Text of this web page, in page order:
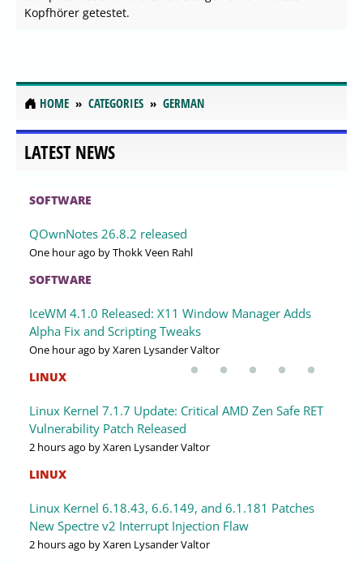
Kopfhörer getestet.
HOME CATEGORIES GERMAN
LATEST NEWS
SOFTWARE
QOwnNotes 26.8.2 released
One hour ago by Thokk Veen Rahl
SOFTWARE
IceWM 4.1.0 Released: X11 Window Manager Adds
Alpha Fix and Scripting Tweaks
One hour ago by Xaren Lysander Valtor
LINUX
Linux Kernel 7.1.7 Update: Critical AMD Zen Safe RET
Vulnerability Patch Released
2 hours ago by Xaren Lysander Valtor
LINUX
Linux Kernel 6.18.43, 6.6.149, and 6.1.181 Patches
New Spectre v2 Interrupt Injection Flaw
2 hours ago by Xaren Lysander Valtor